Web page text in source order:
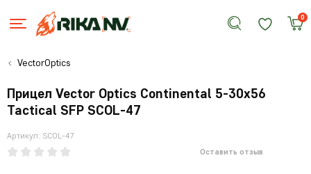
0
VectorOptics
Прицел Vector Optics Continental 5-30x56
Tactical SFP SCOL-47
Артикул: SCOL-47
Оставить отзыв